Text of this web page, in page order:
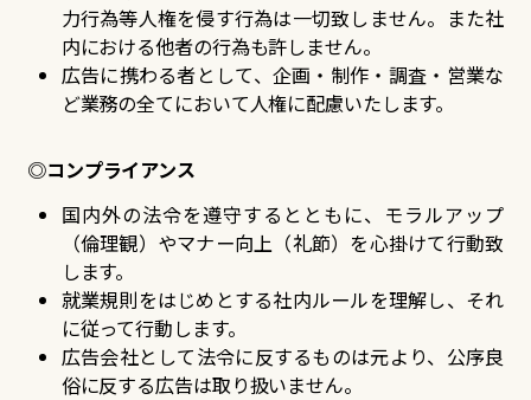
力行為等人権を侵す行為は一切致しません。また社
内における他者の行為も許しません。
広告に携わる者として、企画・制作・調査・営業な
ど業務の全てにおいて人権に配慮いたします。
◎コンプライアンス
国内外の法令を遵守するとともに、モラルアップ
（倫理観）やマナー向上（礼節）を心掛けて行動致
します。
就業規則をはじめとする社内ルールを理解し、それ
に従って行動します。
広告会社として法令に反するものは元より、公序良
俗に反する広告は取り扱いません。